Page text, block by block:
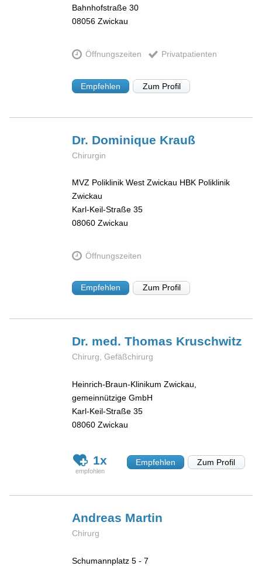
Bahnhofstraße 30
08056 Zwickau
Öffnungszeiten Privatpatienten
Empfehlen Zum Profil
Dr. Dominique Krauß
Chirurgin
MVZ Poliklinik West Zwickau HBK Poliklinik
Zwickau
Karl-Keil-Straße 35
08060 Zwickau
Öffnungszeiten
Empfehlen Zum Profil
Dr. med. Thomas Kruschwitz
Chirurg, Gefäßchirurg
Heinrich-Braun-Klinikum Zwickau,
gemeinnützige GmbH
Karl-Keil-Straße 35
08060 Zwickau
1x Empfehlen Zum Profil
Andreas Martin
Chirurg
Schumannplatz 5 - 7